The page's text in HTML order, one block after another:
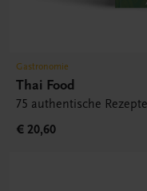
Gastronomie
Thai Food
75 authentische
€ 20,60